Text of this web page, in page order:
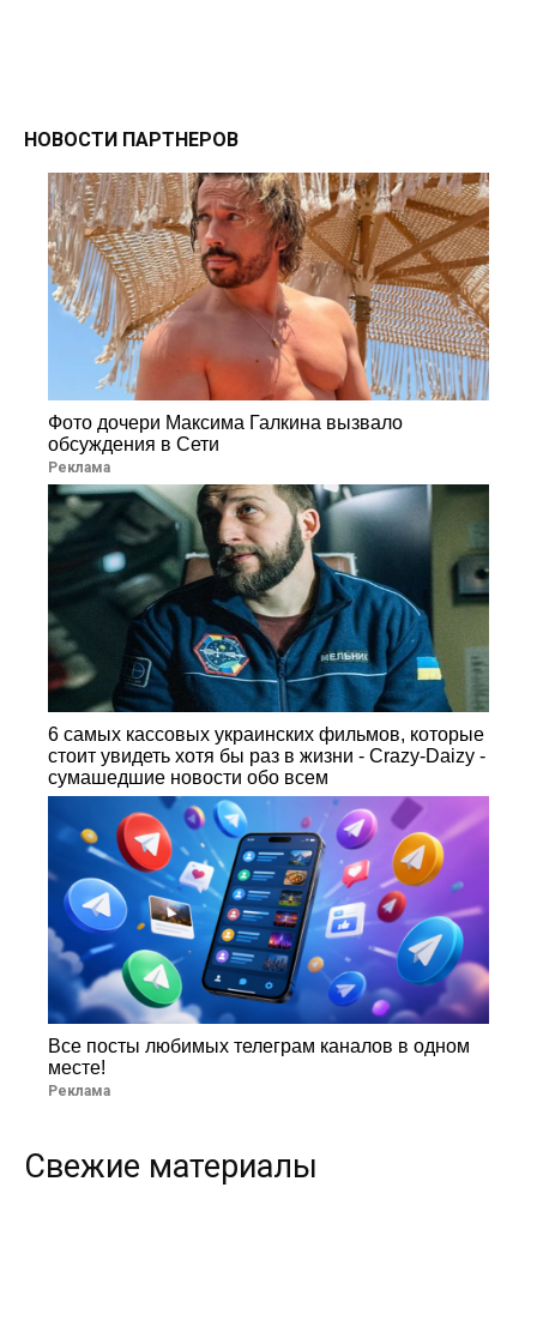
НОВОСТИ ПАРТНЕРОВ
Фото дочери Максима Галкина вызвало
обсуждения в Сети
Реклама
6 самых кассовых украинских фильмов, которые
стоит увидеть хотя бы раз в жизни - Crazy-Daizy -
сумашедшие новости обо всем
Все посты любимых телеграм каналов в одном
месте!
Реклама
Свежие материалы